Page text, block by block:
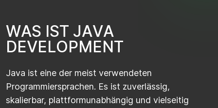
WAS IST JAVA
DEVELOPMENT
Java ist eine der meist verwendeten
Programmiersprachen. Es ist zuverlässig,
skalierbar, plattformunabhängig und vielseitig